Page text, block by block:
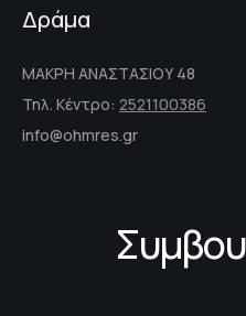
Δράμα
ΜΑΚΡΗ ΑΝΑΣΤΑΣΙΟΥ 48
Τηλ. Κέντρο: 2521100386
info@ohmres.gr